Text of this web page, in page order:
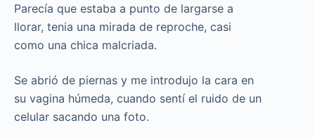
Parecía que estaba a punto de largarse a
llorar, tenia una mirada de reproche, casi
como una chica malcriada.
Se abrió de piernas y me introdujo la cara en
su vagina húmeda, cuando sentí el ruido de un
celular sacando una foto.